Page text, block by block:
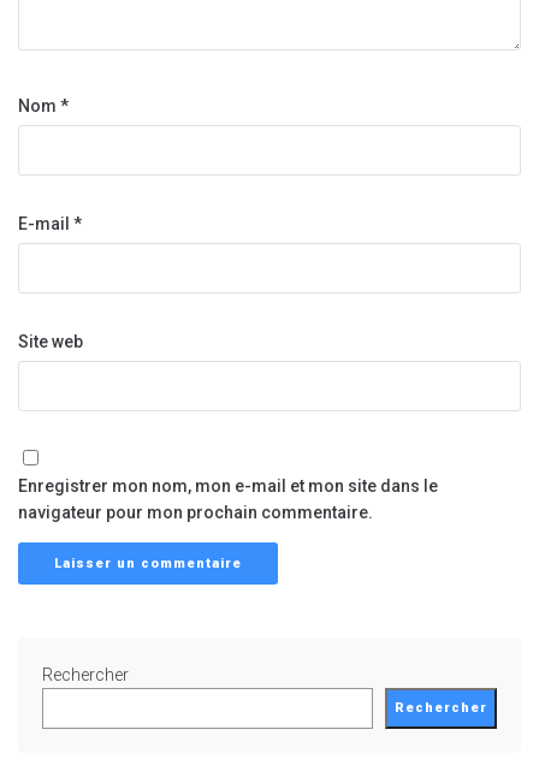
Nom *
E-mail *
Site web
Enregistrer mon nom, mon e-mail et mon site dans le
navigateur pour mon prochain commentaire.
Rechercher
Rechercher